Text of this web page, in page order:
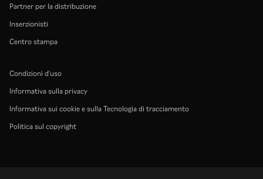
Partner per la distribuzione
Inserzionisti
Centro stampa
Condizioni d'uso
Informativa sulla privacy
Informativa sui cookie e sulla Tecnologia di tracciamento
Politica sul copyright